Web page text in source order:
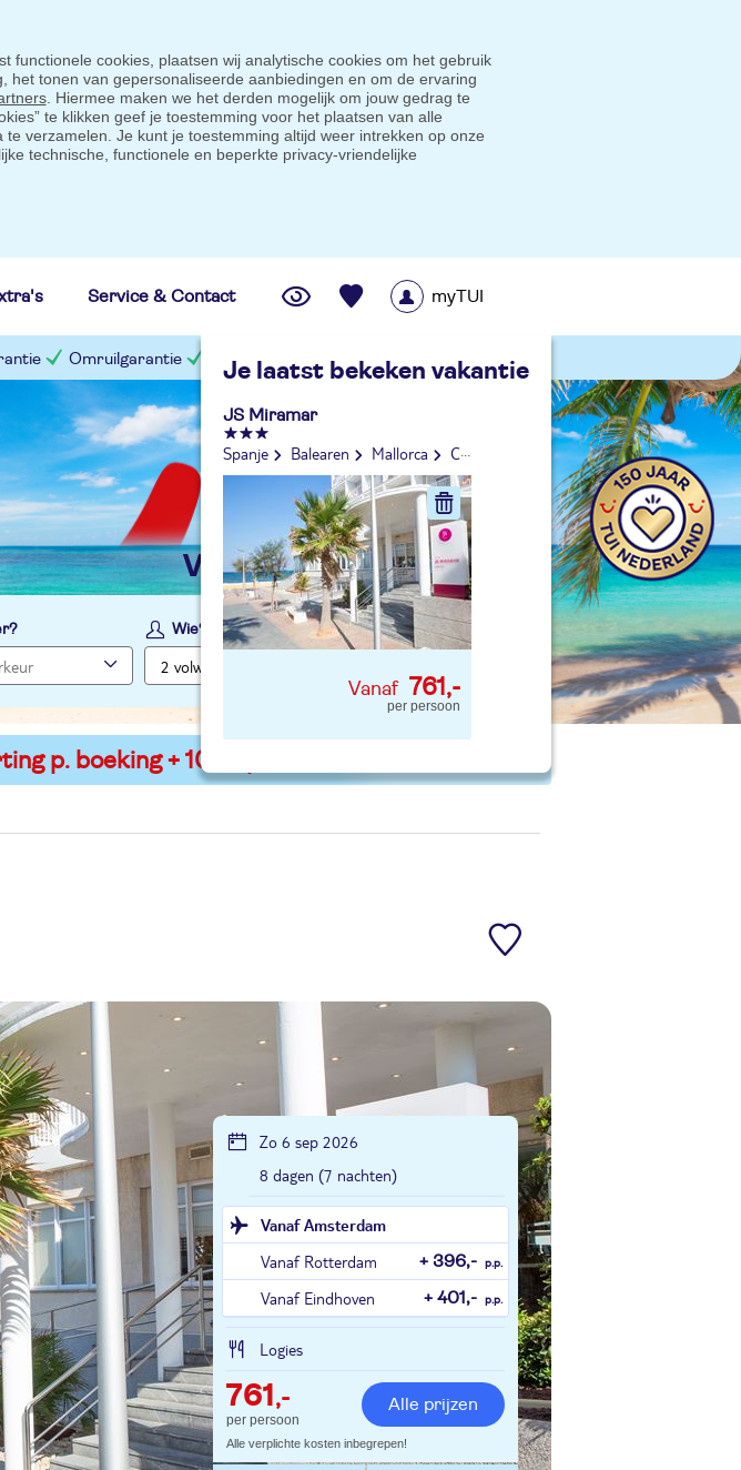
functionele cookies, plaatsen wij analytische cookies om het gebruik
tonen van gepersonaliseerde aanbiedingen en om de ervaring
. Hiermee maken we het derden mogelijk om jouw gedrag te
te klikken geef je toestemming voor het plaatsen van alle
verzamelen. Je kunt je toestemming altijd weer intrekken op onze
technische, functionele en beperkte privacy-vriendelijke
Service & Contact
Je laatst bekeken vakantie
JS Miramar
Spanje Balearen Mallorca Ca'n Picafort
761,-
per persoon
myTUI
Omruilgarantie Slimme prijsgarantie
vind jouw ideale vakantie
Wie?
p. boeking + 100,- p. kind
Zo 6 sep 2026
8 dagen (7 nachten)
Vanaf Amsterdam
Vanaf Rotterdam
+ 396,- p.p.
Vanaf Eindhoven + 401,- p.p.
Logies
761 ,-
per persoon
Alle prijzen
Alle verplichte kosten inbegrepen!